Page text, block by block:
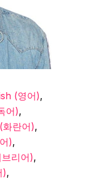
(영어)
어)
(화란어)
)
리어)
)